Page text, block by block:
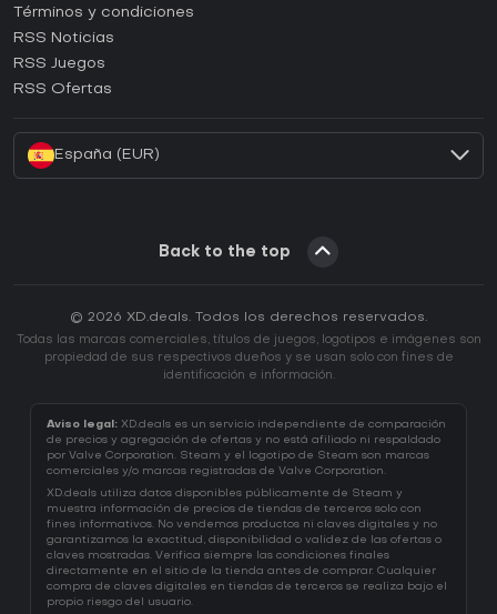
¿Cómo activar una CD Key de GOG?
¿Cómo activar una CD Key de Ubisoft Connect?
Términos y condiciones
RSS Noticias
RSS Juegos
RSS Ofertas
España (EUR)
Back to the top
© 2026 XD.deals. Todos los derechos reservados.
Todas las marcas comerciales, títulos de juegos, logotipos e imágenes son
propiedad de sus respectivos dueños y se usan solo con fines de
identificación e información.
Aviso legal: XD.deals es un servicio independiente de comparación
de precios y agregación de ofertas y no está afiliado ni respaldado
por Valve Corporation. Steam y el logotipo de Steam son marcas
comerciales y/o marcas registradas de Valve Corporation.
XD.deals utiliza datos disponibles públicamente de Steam y
muestra información de precios de tiendas de terceros solo con
fines informativos. No vendemos productos ni claves digitales y no
garantizamos la exactitud, disponibilidad o validez de las ofertas o
claves mostradas. Verifica siempre las condiciones finales
directamente en el sitio de la tienda antes de comprar. Cualquier
compra de claves digitales en tiendas de terceros se realiza bajo el
propio riesgo del usuario.